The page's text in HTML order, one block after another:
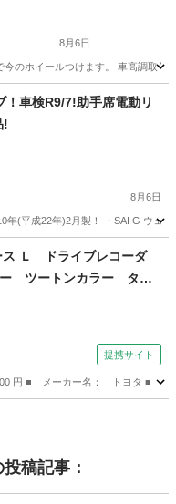
8月6日
のホイールつけます。 車高調取
車検R9/7!助手席電動リ
!
8月6日
年(平成22年)2月製！ ・SAI G ウェ
ス Ｌ ドライブレコーダ
ツートンカラー タイ
行距離８５０００キロ
提携サイト
円 ■ メーカー名： トヨタ ■
稿記事：